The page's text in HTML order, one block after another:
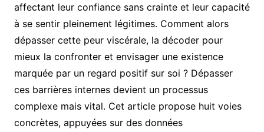
affectant leur confiance sans crainte et leur capacité
à se sentir pleinement légitimes. Comment alors
dépasser cette peur viscérale, la décoder pour
mieux la confronter et envisager une existence
marquée par un regard positif sur soi ? Dépasser
ces barrières internes devient un processus
complexe mais vital. Cet article propose huit voies
concrètes, appuyées sur des données